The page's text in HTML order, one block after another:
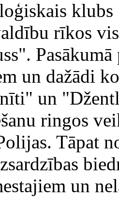
klubs
rīkos
un dažādi
un
ringos
Tāpat
un